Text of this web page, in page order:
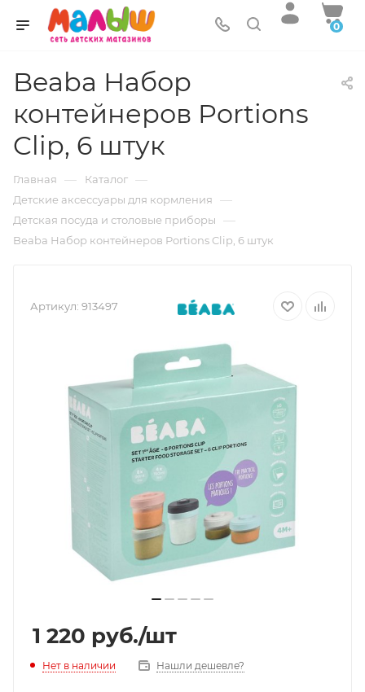
0
Beaba Набор
контейнеров Portions
Clip, 6 штук
Главная — Каталог —
Детские аксессуары для кормления —
Детская посуда и столовые приборы —
Beaba Набор контейнеров Portions Clip, 6 штук
Артикул: 913497
1 220 руб./шт
Нет в наличии Нашли дешевле?